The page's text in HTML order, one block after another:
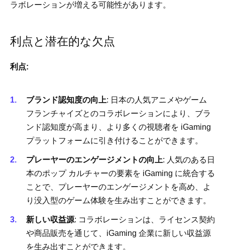
ラボレーションが増える可能性があります。
利点と潜在的な欠点
利点:
ブランド認知度の向上: 日本の人気アニメやゲーム
フランチャイズとのコラボレーションにより、ブラ
ンド認知度が高まり、より多くの視聴者を iGaming
プラットフォームに引き付けることができます。
プレーヤーのエンゲージメントの向上: 人気のある日
本のポップ カルチャーの要素を iGaming に統合する
ことで、プレーヤーのエンゲージメントを高め、よ
り没入型のゲーム体験を生み出すことができます。
新しい収益源: コラボレーションは、ライセンス契約
や商品販売を通じて、iGaming 企業に新しい収益源
を生み出すことができます。